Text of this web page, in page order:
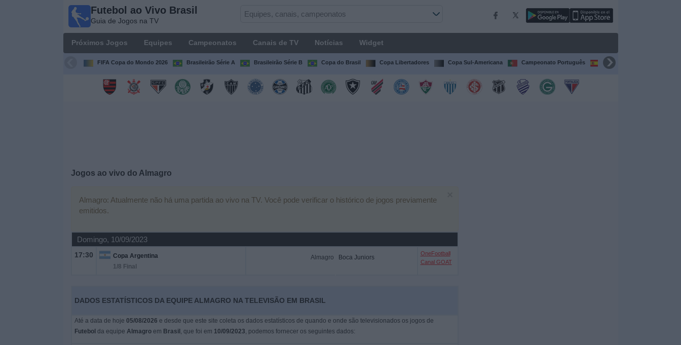
Futebol ao Vivo Brasil
Guia de Jogos na TV
Próximos Jogos Equipes Campeonatos Canais de TV Notícias Widget
FIFA Copa do Mondo 2026 Brasileirão Série A Brasileirão Série B Copa do Brasil Copa Libertadores Copa Sul-Americana Campeonato Português Campeonato Espanhol
Jogos ao vivo do Almagro
Almagro: Atualmente não há uma partida ao vivo na TV. Você pode verificar o histórico de jogos previamente
emitidos.
Domingo, 10/09/2023
17:30
Copa Argentina
1/8 Final
Almagro Boca Juniors
OneFootball
Canal GOAT
DADOS ESTATÍSTICOS DA EQUIPE ALMAGRO NA TELEVISÃO EM BRASIL
Até a data de hoje 05/08/2026 e desde que este site coleta os dados estatísticos de quando e onde são televisionados os jogos de
Futebol da equipe Almagroem Brasil , que foi em 10/09/2023, podemos fornecer os seguintes dados: